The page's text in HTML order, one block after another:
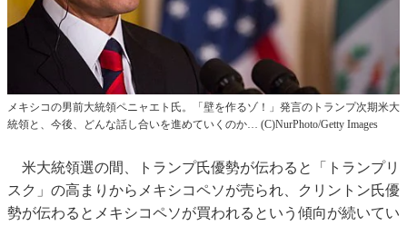
メキシコの男前大統領ペニャエト氏。「壁を作るゾ！」発言のトランプ次期米大
統領と、今後、どんな話し合いを進めていくのか… (C)NurPhoto/Getty Images
米大統領選の間、トランプ氏優勢が伝わると「トランプリ
スク」の高まりからメキシコペソが売られ、クリントン氏優
勢が伝わるとメキシコペソが買われるという傾向が続いてい